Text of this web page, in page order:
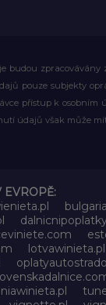
pouze subjekty
přístup k
údajů však může
EVROPĚ:
lotvawinieta.pl